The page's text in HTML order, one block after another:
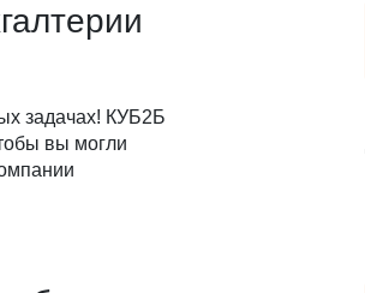
задачах! КУБ2Б
вы могли